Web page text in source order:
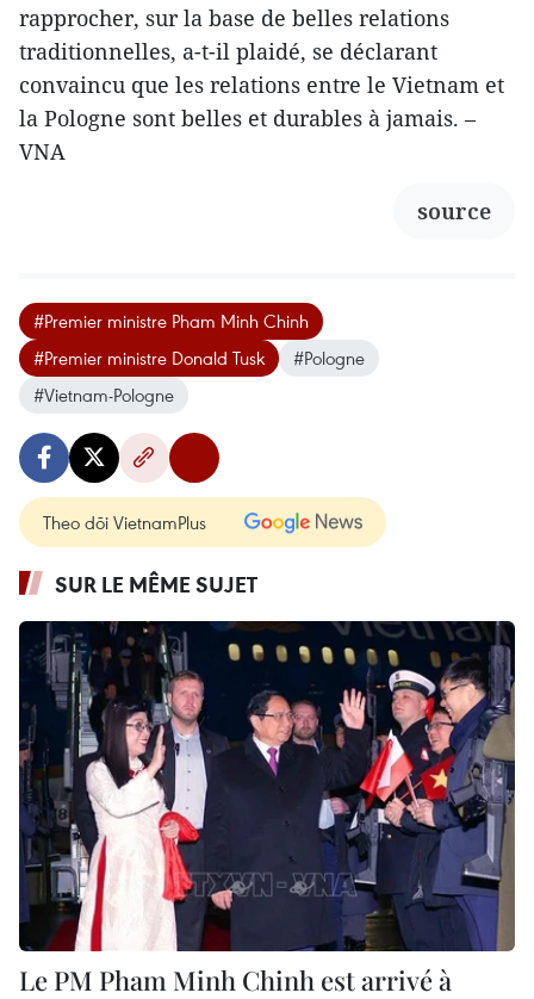
rapprocher, sur la base de belles relations
traditionnelles, a-t-il plaidé, se déclarant
convaincu que les relations entre le Vietnam et
la Pologne sont belles et durables à jamais. –
VNA
source
#Premier ministre Pham Minh Chinh
#Premier ministre Donald Tusk
#Pologne
#Vietnam-Pologne
Theo dõi VietnamPlus
SUR LE MÊME SUJET
Le PM Pham Minh Chinh est arrivé à